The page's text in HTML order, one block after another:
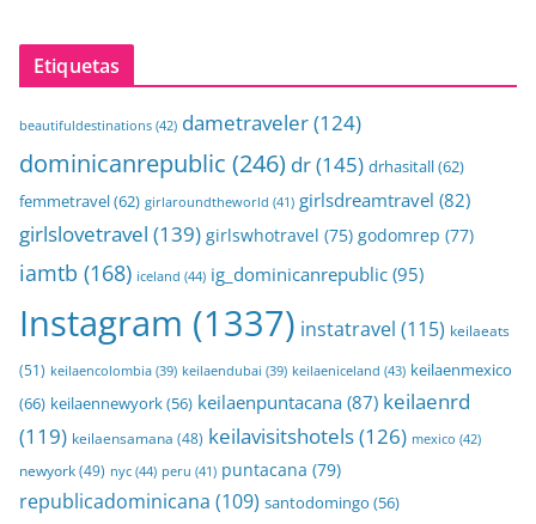
Etiquetas
beautifuldestinations (42) dametraveler(124)
dominicanrepublic (246) dr(145) drhasitall(62)
femmetravel(62) girlaroundtheworld (41) girlsdreamtravel (82)
girlslovetravel (139) girlswhotravel (75) godomrep (77)
iamtb (168) iceland (44) ig_dominicanrepublic (95)
Instagram (1337) instatravel (115) keilaeats
(51) keilaencolombia (39) keilaendubai (39) keilaeniceland (43) keilaenmexico
(66) keilaennewyork(56) keilaenpuntacana (87) keilaenrd
(119) keilaensamana (48) keilavisitshotels(126) mexico (42)
newyork(49) nyc (44) peru (41) puntacana (79)
republicadominicana (109) santodomingo (56)